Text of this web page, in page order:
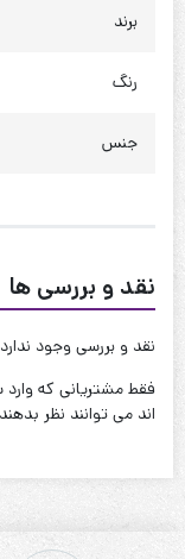
نحوه شستشو:با آب 40 درجه و بدون استفاده از مایعات سفیدکننده
برند
رنگ
جنس
نقد و بررسی ها
نقد و بررسی وجود
فقط مشتریانی که
اند می توانند نظر